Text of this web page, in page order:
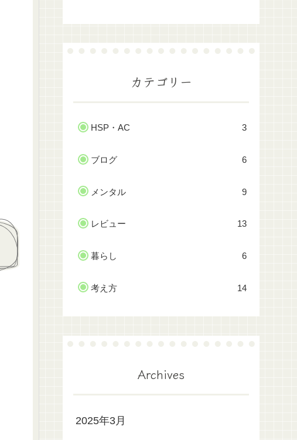
カテゴリー
HSP・AC 3
ブログ 6
メンタル 9
レビュー 13
暮らし 6
考え方 14
Archives
2025年3月